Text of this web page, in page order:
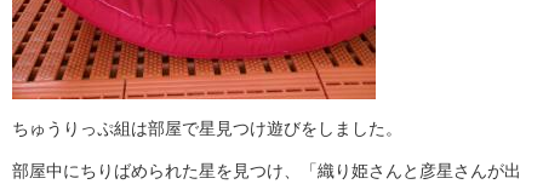
ちゅうりっぷ組は部屋で星見つけ遊びをしました。
部屋中にちりばめられた星を見つけ、「織り姫さんと彦星さんが出